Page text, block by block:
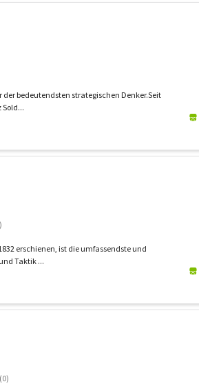
der bedeutendsten strategischen Denker.Seit
erschienen, ist die umfassendste und
Taktik ...